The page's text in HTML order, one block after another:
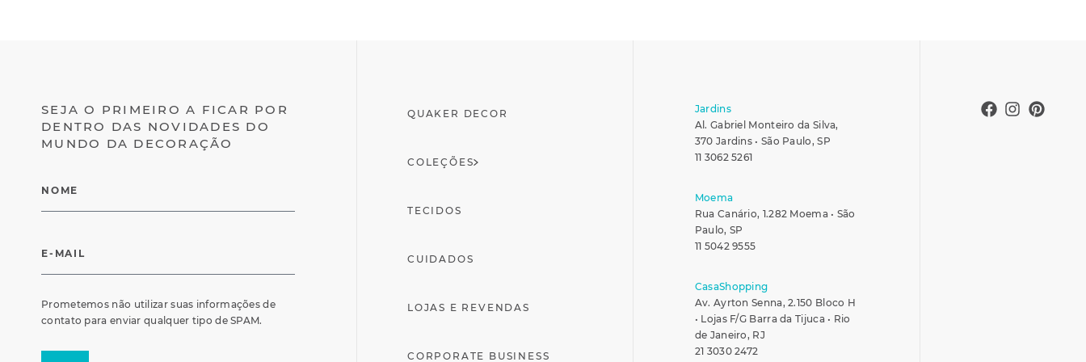
SEJA O PRIMEIRO A FICAR POR
DENTRO DAS NOVIDADES DO
MUNDO DA DECORAÇÃO
Prometemos não utilizar suas informações de
contato para enviar qualquer tipo de SPAM.
QUAKER DECOR
COLEÇÕES
TECIDOS
CUIDADOS
LOJAS E REVENDAS
CORPORATE BUSINESS
Jardins
Al. Gabriel Monteiro da Silva,
370 Jardins • São Paulo, SP
11 3062 5261
Moema
Rua Canário, 1.282 Moema • São
Paulo, SP
11 5042 9555
CasaShopping
Av. Ayrton Senna, 2.150 Bloco H
• Lojas F/G Barra da Tijuca • Rio
de Janeiro, RJ
21 3030 2472